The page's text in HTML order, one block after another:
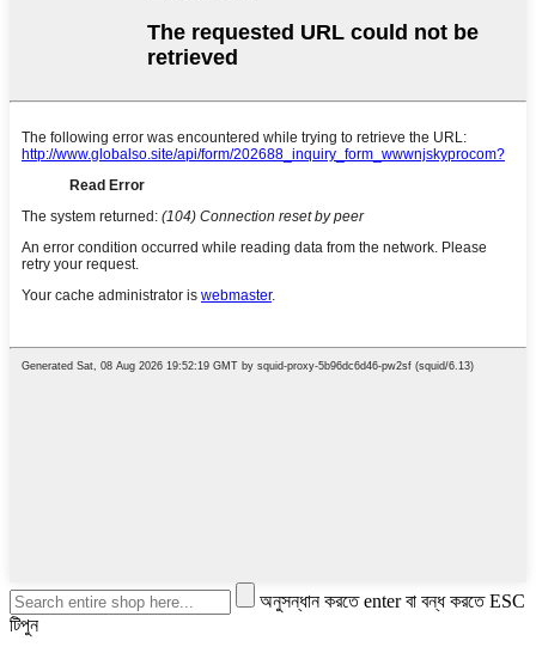
অনুসন্ধান করতে enter বা বন্ধ করতে ESC
টিপুন